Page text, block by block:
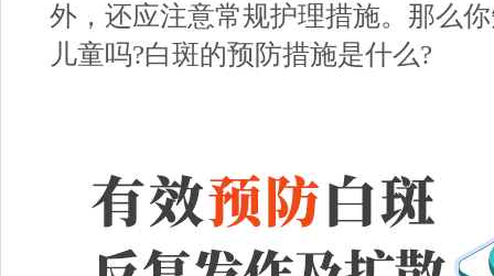
外，还应注意常规护理措施。那么
儿童吗?白斑的预防措施是什么?